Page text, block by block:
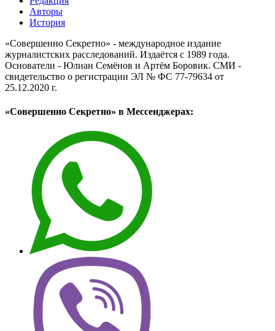
Авторы
История
«Совершенно Секретно» - международное издание
журналистских расследований. Издаётся с 1989 года.
Основатели - Юлиан Семёнов и Артём Боровик. CМИ -
свидетельство о регистрации ЭЛ № ФС 77-79634 от
25.12.2020 г.
«Совершенно Секретно» в Мессенджерах: